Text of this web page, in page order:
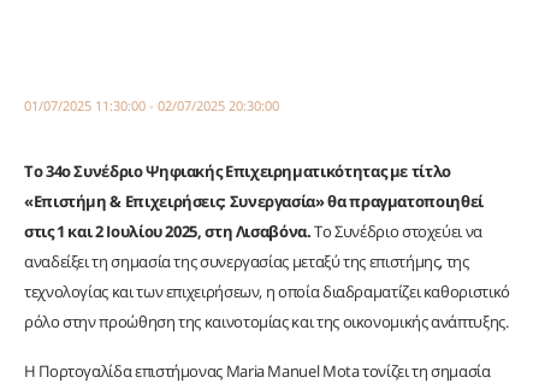
01/07/2025 11:30:00 - 02/07/2025 20:30:00
Το 34ο Συνέδριο Ψηφιακής Επιχειρηματικότητας με τίτλο
«Επιστήμη & Επιχειρήσεις: Συνεργασία» θα πραγματοποιηθεί
στις 1 και 2 Ιουλίου 2025, στη Λισαβόνα.Το Συνέδριο στοχεύει να
αναδείξει τη σημασία της συνεργασίας μεταξύ της επιστήμης, της
τεχνολογίας και των επιχειρήσεων, η οποία διαδραματίζει καθοριστικό
ρόλο στην προώθηση της καινοτομίας και της οικονομικής ανάπτυξης.
Η Πορτογαλίδα επιστήμονας Maria Manuel Mota τονίζει τη σημασία